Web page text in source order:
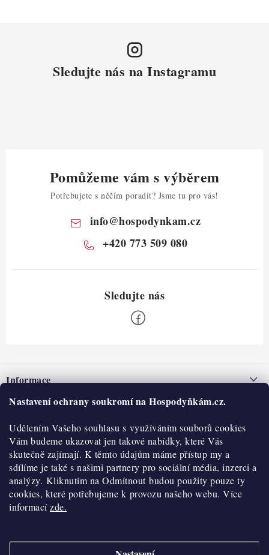
Nastavení ochrany soukromí na Hospodyňkám.cz.
Udělením Vašeho souhlasu s využíváním souborů cookies
Vám budeme ukazovat jen takové nabídky, které Vás
skutečně zajímají. K těmto údajům máme přístup my a
sdílíme je také s našimi partnery pro sociální média, inzerci a
analýzy. Kliknutím na Odmítnout budou použity pouze ty
cookies, které potřebujeme k provozu našeho webu. Více
informacízde.
Sledujte nás na Instagramu
Pomůžeme vám s výběrem
Potřebujete s něčím poradit? Jsme tu pro vás!
info@hospodynkam.cz
+420 773 509 080
pInformace
Nepřevzetí zásilky na dobírku
Obchodní podmínky
Hodnocení obchodu
Blog
Moje objednávka
O nás
Historie
Kontakty
O nákupu
Reklamace a vratky
Výdejní místa